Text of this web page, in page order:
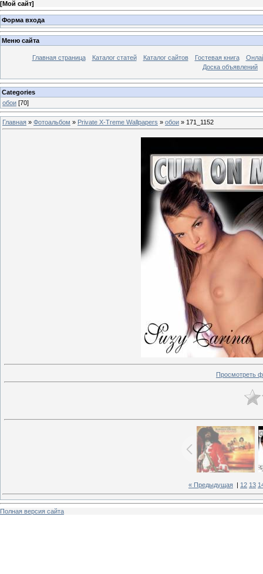
[Мой сайт]
Форма входа
Меню сайта
Главная страница Каталог статей Каталог сайтов Гостевая книга
Доска объявлений
Categories
обои [70]
Главная » Фотоальбом » Private X-Treme Wallpapers » обои » 171_1152
Просмотреть
« Предыдущая 12 13
Полная версия сайта